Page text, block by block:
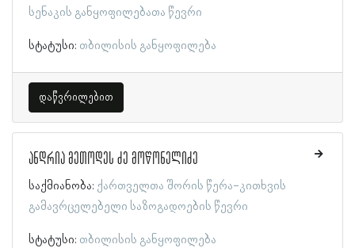
სენაკის განყოფილებათა წევრი
სტატუსი: თბილისის განყოფილება
დაწვრილებით
ანდრია მეთოდეს ძე მოწონელიძე
საქმიანობა: ქართველთა შორის წერა-კითხვის
გამავრცელებელი საზოგადოების წევრი
სტატუსი: თბილისის განყოფილება